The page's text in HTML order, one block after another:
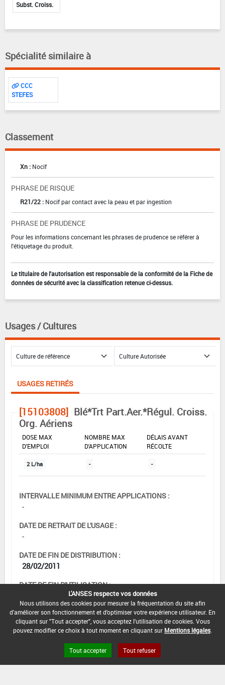
Subst. Croiss.
Spécialité similaire à
CCC
STEFES
Classement
Xn : Nocif
PHRASE DE RISQUE
R21/22 : Nocif par contact avec la peau et par ingestion
PHRASE DE PRUDENCE
Pour les informations concernant les phrases de prudence se référer à
l'étiquetage du produit.
Le titulaire de l'autorisation est responsable de la conformité de la Fiche de
données de sécurité avec la classification retenue ci-dessus.
Usages / Cultures
USAGES RETIRÉS
[15103808] Blé*Trt Part.Aer.*Régul. Croiss.
Org. Aériens
DOSE MAX
D'EMPLOI
NOMBRE MAX
D'APPLICATION
DÉLAIS AVANT
RÉCOLTE
2 L/ha - -
INTERVALLE MINIMUM ENTRE APPLICATIONS :
-
DATE DE RETRAIT DE L'USAGE :
-
DATE DE FIN DE DISTRIBUTION :
28/02/2011
DATE DE FIN D'UTILISATION :
L'ANSES respecte vos données
Nous utilisons des cookies pour mesurer la fréquentation du site afin
d'améliorer son fonctionnement et d'optimiser votre expérience utilisateur. En
cliquant sur "Tout accepter", vous acceptez l'utilisation de cookies. Vous
pouvez modifier ce choix à tout moment en cliquant sur Mentions légales
Tout accepter Tout refuser